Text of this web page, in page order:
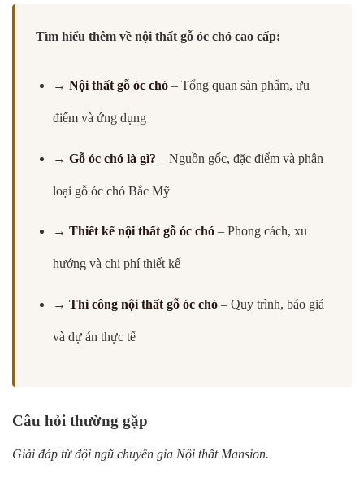
Tìm hiểu thêm về nội thất gỗ óc chó cao cấp:
→ Nội thất gỗ óc chó– Tổng quan sản phẩm, ưu
điểm và ứng dụng
→ Gỗ óc chó là gì? – Nguồn gốc, đặc điểm và phân
loại gỗ óc chó Bắc Mỹ
→ Thiết kế nội thất gỗ óc chó– Phong cách, xu
hướng và chi phí thiết kế
→ Thi công nội thất gỗ óc chó– Quy trình, báo giá
và dự án thực tế
Câu hỏi thường gặp
Giải đáp từ đội ngũ chuyên gia Nội thất Mansion.